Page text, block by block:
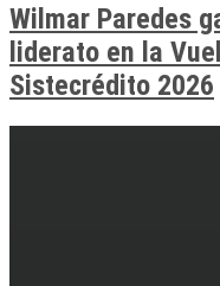
Wilmar Paredes
liderato en la
Sistecrédito 2026